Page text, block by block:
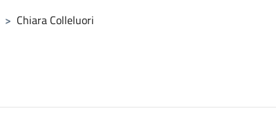
> Chiara Colleluori